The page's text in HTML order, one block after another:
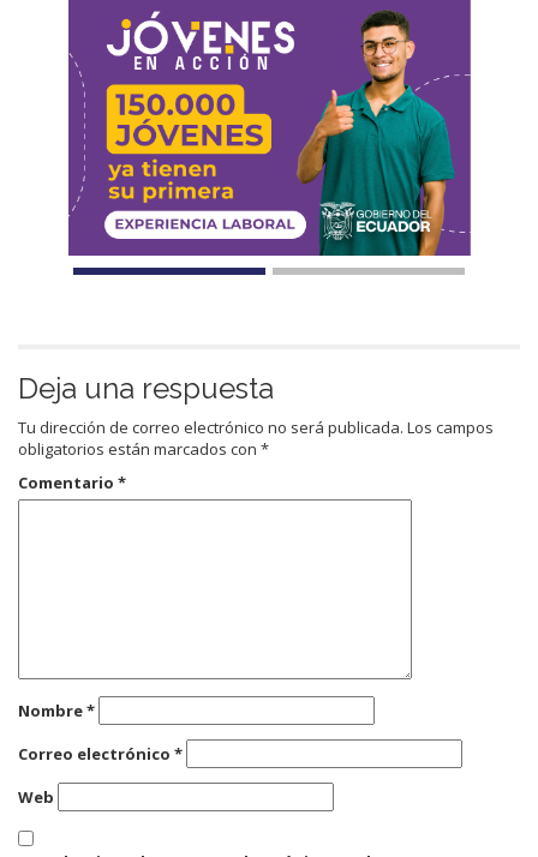
Deja una respuesta
Tu dirección de correo electrónico no será publicada. Los campos
obligatorios están marcados con *
Comentario *
Nombre*
Correo electrónico *
Web